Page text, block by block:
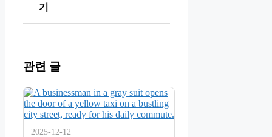
기
관련 글
2025-12-12